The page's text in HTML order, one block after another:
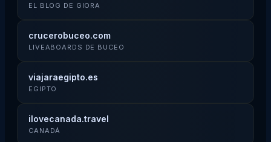
EL BLOG DE GIORA
crucerobuceo.com
LIVEABOARDS DE BUCEO
viajaraegipto.es
EGIPTO
ilovecanada.travel
CANADÁ